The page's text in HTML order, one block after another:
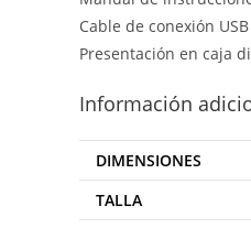
Cable de conexión
Presentación en caja
Información
DIMENSIONES
TALLA